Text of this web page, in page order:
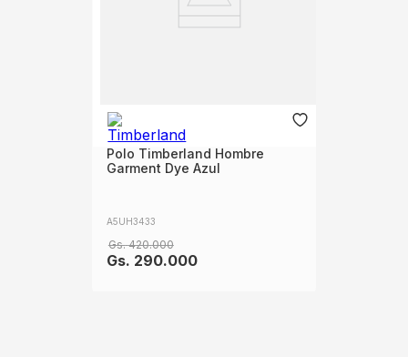
Polo Timberland Hombre
Garment Dye Azul
A5UH3433
Gs. 420.000
Gs. 290.000